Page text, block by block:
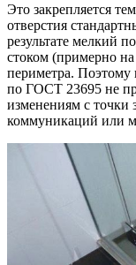
Это закрепляется
отверстия
результате мелкий
стоком (примерно
периметра. Поэтому
по ГОСТ 23695 не
изменениям с точки
коммуникаций или